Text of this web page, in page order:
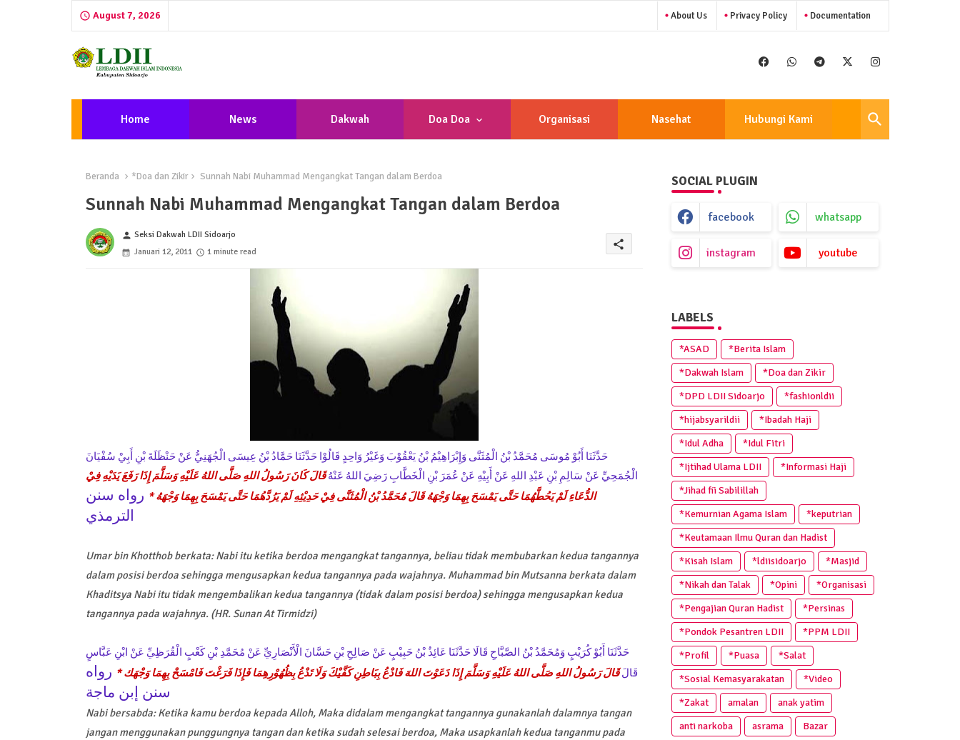
August 7, 2026 About Us Privacy Policy Documentation
Home News Dakwah Doa Doa Organisasi Nasehat Hubungi Kami
Beranda *Doa dan Zikir Sunnah Nabi Muhammad Mengangkat Tangan dalam Berdoa
Sunnah Nabi Muhammad Mengangkat Tangan dalam Berdoa
person Seksi Dakwah LDII Sidoarjo
Januari 12, 2011
1 minute read
share
حَدَّثَنَا أَبُوْ مُوسَى مُحَمَّدُ بْنُ الْمُثَنَّى وَإِبْرَاهِيْمُ بْنُ يَعْقُوْبَ وَغَيْرُ وَاحِدٍ قَالُوْا حَدَّثَنَا حَمَّادُ بْنُ عِيسَى الْجُهَنِيُّ عَنْ حَنْظَلَةَ بْنِ أَبِيْ سُفْيَانَ
الْجُمَحِيِّ عَنْ سَالِمِ بْنِ عَبْدِ اللهِ عَنْ أَبِيْهِ عَنْ عُمَرَ بْنِ الْخَطَّابِ رَضِيَ اللهُ عَنْهُقَالَ كَانَ رَسُولُ اللهِ صَلَّى اللهُ عَلَيْهِ وَسَلَّمَ إِذَا رَفَعَ يَدَيْهِ فِيْ
الدُّعَاءِ لَمْ يَحُطَّهُمَا حَتَّى يَمْسَحَ بِهِمَا وَجْهَهُ قَالَ مُحَمَّدُ بْنُ الْمُثَنَّى فِيْ حَدِيْثِهِ لَمْ يَرُدَّهُمَا حَتَّى يَمْسَحَ بِهِمَا وَجْهَهُ * رواه سنن
الترمذي
Umar bin Khotthob berkata: Nabi itu ketika berdoa mengangkat tangannya, beliau tidak membubarkan kedua tangannya
dalam posisi berdoa sehingga mengusapkan kedua tangannya pada wajahnya. Muhammad bin Mutsanna berkata dalam
Khaditsya Nabi itu tidak mengembalikan kedua tangannya (tidak dalam posisi berdoa) sehingga mengusapkan kedua
tangannya pada wajahnya. (HR. Sunan At Tirmidzi)
حَدَّثَنَا أَبُوْ كُرَيْبٍ وَمُحَمَّدُ بْنُ الصَّبَّاحِ قَالَا حَدَّثَنَا عَائِذُ بْنُ حَبِيْبٍ عَنْ صَالِحِ بْنِ حَسَّانَ الْأَنْصَارِيِّ عَنْ مُحَمَّدِ بْنِ كَعْبٍ الْقُرَظِيِّ عَنْ ابْنِ عَبَّاسٍ
قَالَقَالَ رَسُولُ اللهِ صَلَّى اللهُ عَلَيْهِ وَسَلَّمَ إِذَا دَعَوْتَ اللهَ فَادْعُ بِبَاطِنِ كَفَّيْكَ وَلَا تَدْعُ بِظُهُوْرِهِمَا فَإِذَا فَرَغْتَ فَامْسَحْ بِهِمَا وَجْهَك * رواه
سنن إبن ماجة
Nabi bersabda: Ketika kamu berdoa kepada Alloh, Maka didalam mengangkat tangannya gunakanlah dalamnya tangan
jangan menggunakan punggungnya tangan dan ketika sudah selesai berdoa, Maka usapkanlah kedua tanganmu pada
SOCIAL PLUGIN
facebook whatsapp
instagram youtube
LABELS
*ASAD
*Berita Islam
*Dakwah Islam
*Doa dan Zikir
*DPD LDII Sidoarjo
*fashionldii
*hijabsyarildii
*Ibadah Haji
*Idul Adha
*Idul Fitri
*Ijtihad Ulama LDII
*Informasi Haji
*Jihad fii Sabilillah
*Kemurnian Agama Islam
*keputrian
*Keutamaan Ilmu Quran dan Hadist
*Kisah Islam
*ldiisidoarjo
*Masjid
*Nikah dan Talak
*Opini
*Organisasi
*Pengajian Quran Hadist
*Persinas
*Pondok Pesantren LDII
*PPM LDII
*Profil
*Puasa
*Salat
*Sosial Kemasyarakatan
*Video
*Zakat
amalan
anak yatim
anti narkoba
asrama
Bazar